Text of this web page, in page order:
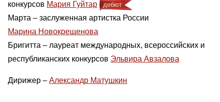
конкурсов Мария Гуйтар дебют
Марта – заслуженная артистка России
Марина Новокрещенова
Бригитта – лауреат международных, всероссийских и
республиканских конкурсов Эльвира Авзалова
Дирижер – Александр Матушкин